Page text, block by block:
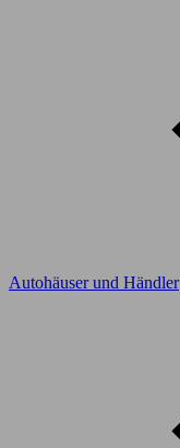
Autohäuser und Händler